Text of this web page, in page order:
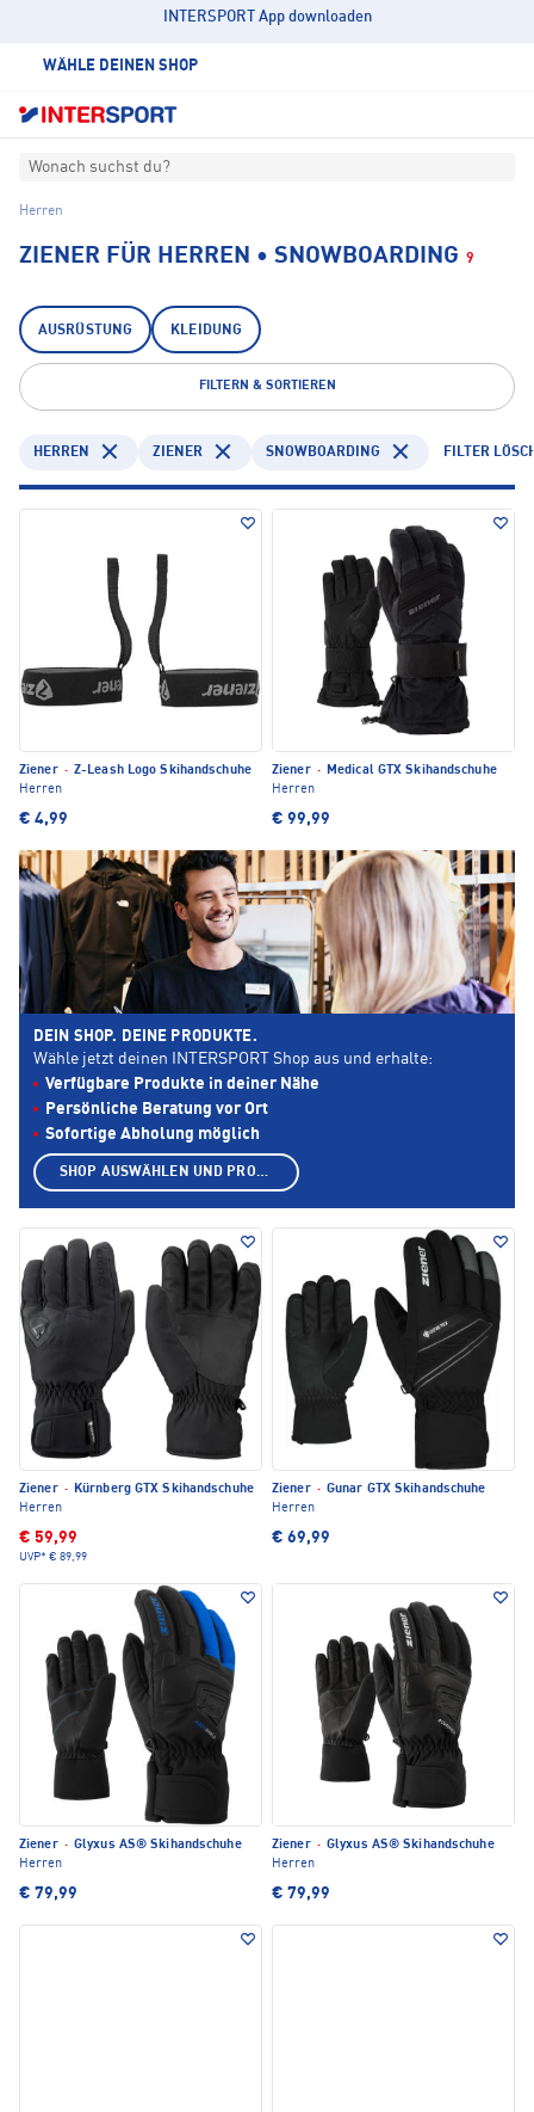
INTERSPORT App downloaden
WÄHLE DEINEN SHOP
Wonach suchst du?
Herren
ZIENER FÜR HERREN • SNOWBOARDING 9
AUSRÜSTUNG KLEIDUNG
FILTERN & SORTIEREN
HERREN ZIENER SNOWBOARDING FILTER
Ziener · Z-Leash Logo Skihandschuhe
Herren
€ 4,99
Ziener ·
Medical GTX Skihandschuhe
Herren
€ 99,99
Ziener · Kürnberg GTX Skihandschuhe
Herren
€ 59,99
UVP* € 89,99
Ziener · Gunar GTX Skihandschuhe
Herren
€ 69,99
Ziener · Glyxus AS® Skihandschuhe
Herren
€ 79,99
Ziener · Glyxus AS® Skihandschuhe
Herren
€ 79,99
DEIN SHOP. DEINE PRODUKTE.
Wähle jetzt deinen INTERSPORT Shop aus und erhalte:
Verfügbare Produkte in deiner Nähe
Persönliche Beratung vor Ort
Sofortige Abholung möglich
SHOP AUSWÄHLEN UND PRODUKTE ANZEIGEN